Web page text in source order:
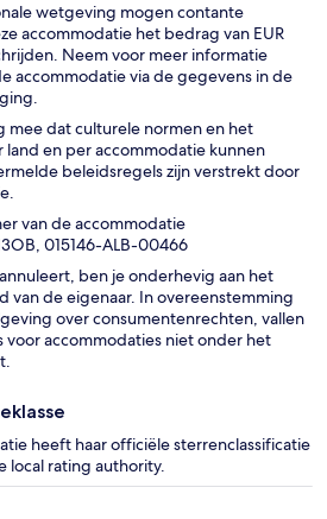
wetgeving mogen contante
accommodatie het bedrag van EUR
Neem voor meer informatie
accommodatie via de gegevens in de
mee dat culturele normen en het
en per accommodatie kunnen
beleidsregels zijn verstrekt door
van de accommodatie
015146-ALB-00466
ben je onderhevig aan het
van de eigenaar. In overeenstemming
over consumentenrechten, vallen
voor accommodaties niet onder het
heeft haar officiële sterrenclassificatie
local rating authority.